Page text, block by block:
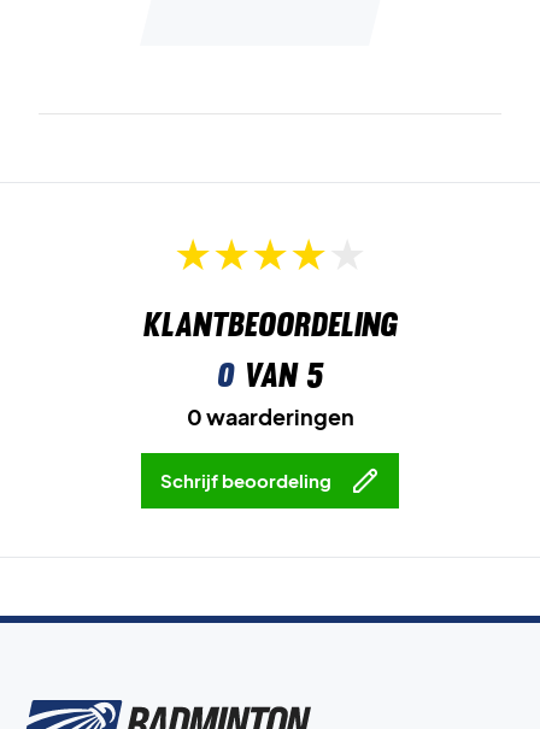
Klantbeoordeling
0van 5
0 waarderingen
Schrijf beoordeling